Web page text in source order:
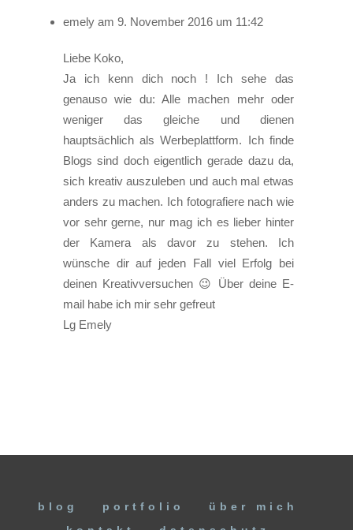
emely am 9. November 2016 um 11:42
Liebe Koko,
Ja ich kenn dich noch ! Ich sehe das
genauso wie du: Alle machen mehr oder
weniger das gleiche und dienen
hauptsächlich als Werbeplattform. Ich finde
Blogs sind doch eigentlich gerade dazu da,
sich kreativ auszuleben und auch mal etwas
anders zu machen. Ich fotografiere nach wie
vor sehr gerne, nur mag ich es lieber hinter
der Kamera als davor zu stehen. Ich
wünsche dir auf jeden Fall viel Erfolg bei
deinen Kreativversuchen 😉 Über deine E-
mail habe ich mir sehr gefreut
Lg Emely
blog portfolio
über mich